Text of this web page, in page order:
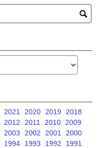
2021 2020 2019
2018
2012 2011 2010
2009
2003 2002 2001
2000
1994 1993 1992
1991